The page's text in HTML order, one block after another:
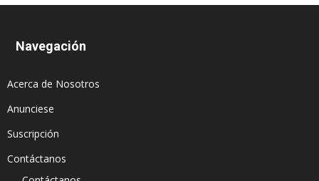
Navegación
Acerca de Nosotros
Anunciese
Suscripción
Contáctanos